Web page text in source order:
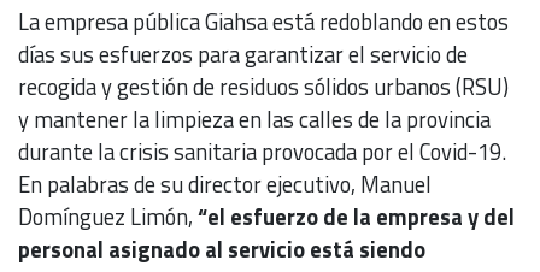
La empresa pública Giahsa está redoblando en estos
días sus esfuerzos para garantizar el servicio de
recogida y gestión de residuos sólidos urbanos (RSU)
y mantener la limpieza en las calles de la provincia
durante la crisis sanitaria provocada por el Covid-19.
En palabras de su director ejecutivo, Manuel
Domínguez Limón,“el esfuerzo de la empresa y del
personal asignado al servicio está siendo